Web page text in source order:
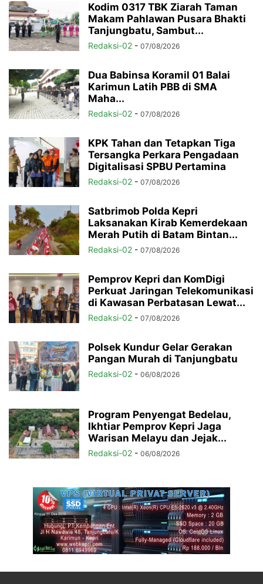
Kodim 0317 TBK Ziarah Taman
Makam Pahlawan Pusara Bhakti
Tanjungbatu, Sambut...
Redaksi-02 - 07/08/2026
Dua Babinsa Koramil 01 Balai
Karimun Latih PBB di SMA
Maha...
Redaksi-02 - 07/08/2026
KPK Tahan dan Tetapkan Tiga
Tersangka Perkara Pengadaan
Digitalisasi SPBU Pertamina
Redaksi-02 - 07/08/2026
Satbrimob Polda Kepri
Laksanakan Kirab Kemerdekaan
Merah Putih di Batam Bintan...
Redaksi-02 - 07/08/2026
Pemprov Kepri dan KomDigi
Perkuat Jaringan Telekomunikasi
di Kawasan Perbatasan Lewat...
Redaksi-02 - 07/08/2026
Polsek Kundur Gelar Gerakan
Pangan Murah di Tanjungbatu
Redaksi-02 - 06/08/2026
Program Penyengat Bedelau,
Ikhtiar Pemprov Kepri Jaga
Warisan Melayu dan Jejak...
Redaksi-02 - 06/08/2026